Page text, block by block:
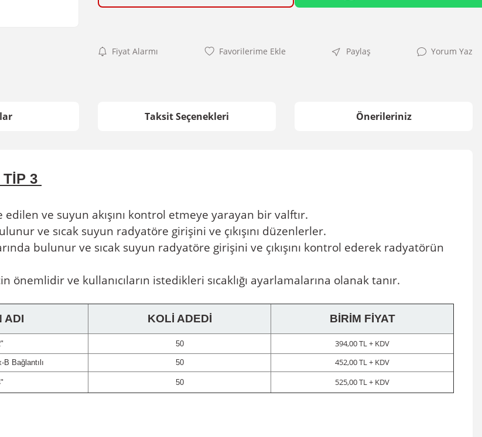
Fiyat Alarmı Paylaş Yorum Yaz
Taksit Seçenekleri Önerileriniz
3
ve suyun akışını kontrol etmeye yarayan bir valftır.
ve sıcak suyun radyatöre girişini ve çıkışını düzenlerler.
bulunur ve sıcak suyun radyatöre girişini ve çıkışını kontrol ederek radyatörün
ve kullanıcıların istedikleri sıcaklığı ayarlamalarına olanak tanır.
ADI KOLİ ADEDİ BİRİM FİYAT
50
394,00 TL + KDV
Bağlantılı 50
452,00 TL + KDV
50 525,00 TL + KDV